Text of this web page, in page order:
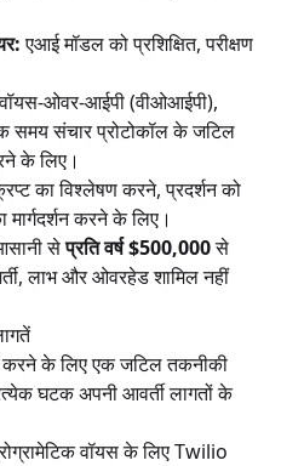
एआई मॉडल को प्रशिक्षित, परीक्षण
ओवर-आईपी (वीओआईपी),
समय संचार प्रोटोकॉल के जटिल
के लिए।
का विश्लेषण करने, प्रदर्शन को
करने के लिए।
सेप्रति वर्ष $500,000से
लाभ और ओवरहेड शामिल नहीं
के लिए एक जटिल तकनीकी
घटक अपनी आवर्ती लागतों के
वॉयस के लिए Twilio